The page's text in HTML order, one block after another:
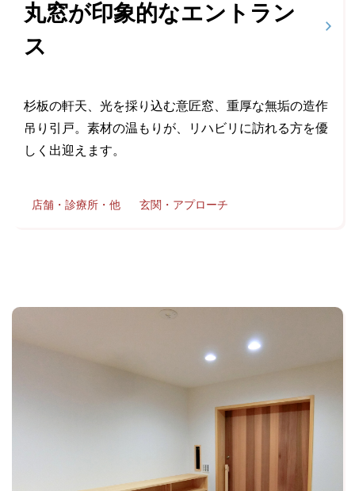
丸窓が印象的なエントラン
ス
杉板の軒天、光を採り込む意匠窓、重厚な無垢の造作
吊り引戸。素材の温もりが、リハビリに訪れる方を優
しく出迎えます。
店舗・診療所・他 玄関・アプローチ